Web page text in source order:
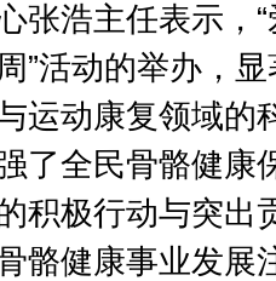
浩主任表示，“
”活动的举办，
运动康复领域的
了全民骨骼健康
积极行动与突出
骼健康事业发展